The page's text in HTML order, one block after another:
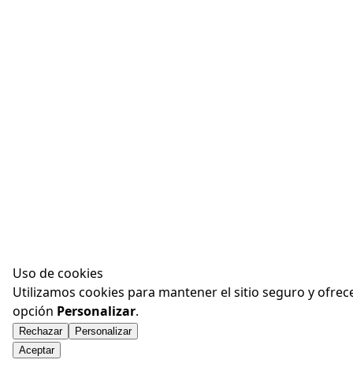
Uso de cookies
Utilizamos cookies para mantener el sitio seguro y
opción Personalizar.
Rechazar
Personalizar
Aceptar